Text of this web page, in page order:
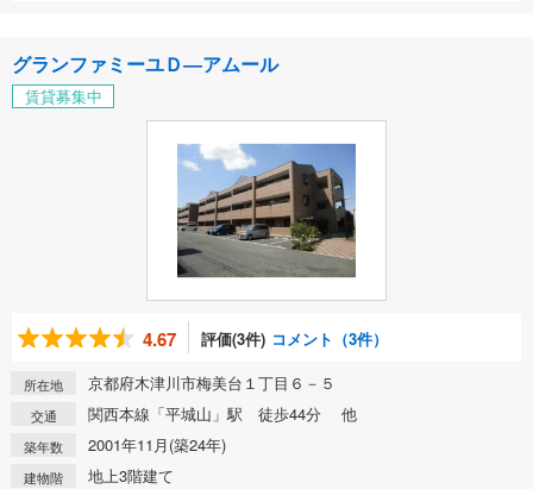
グランファミーユＤ―アムール
賃貸募集中
4.67 評価(3件) コメント（3件）
所在地 京都府木津川市梅美台１丁目６－５
交通 関西本線「平城山」駅 徒歩44分 他
築年数 2001年11月(築24年)
建物階 地上3階建て